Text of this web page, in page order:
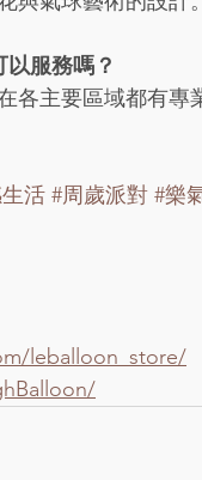
服務嗎？
各主要區域都有
活 #周歲派對 #樂
leballoon_store/